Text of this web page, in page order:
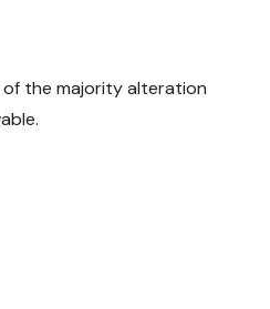
of the majority alteration